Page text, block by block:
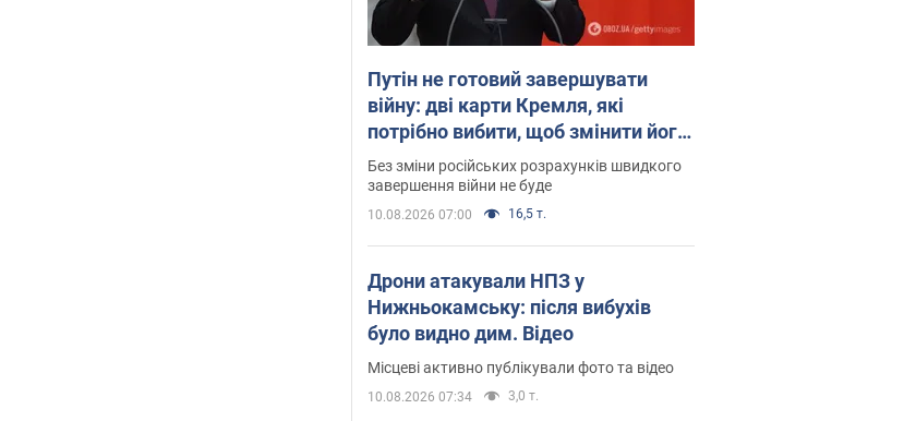
Путін не готовий завершувати
війну: дві карти Кремля, які
потрібно вибити, щоб змінити його
думку. Інтерв’ю з Веселовським
Без зміни російських розрахунків швидкого
завершення війни не буде
10.08.2026 07:00 16,5 т.
Дрони атакували НПЗ у
Нижньокамську: після вибухів
було видно дим. Відео
Місцеві активно публікували фото та відео
10.08.2026 07:34 3,0 т.